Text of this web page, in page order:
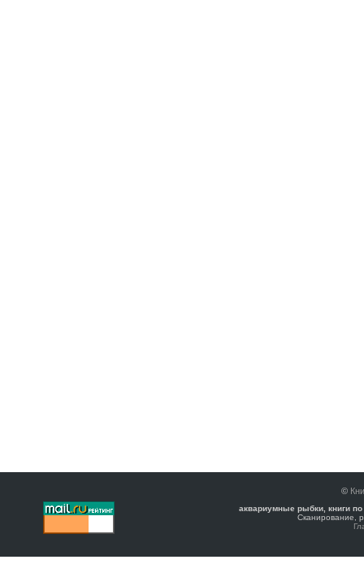
©
аквариумные рыбки, книги
Сканирование,